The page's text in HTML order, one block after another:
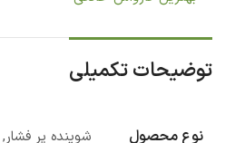
توضیحات تکمیلی
نوع محصول شوینده پر